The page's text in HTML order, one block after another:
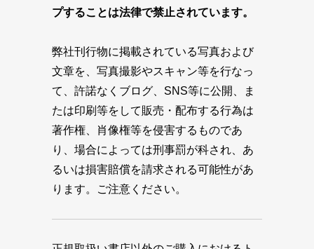
プすることは法律で禁止されています。
弊社刊行物に掲載されている写真および
文章を、写真撮影やスキャン等を行なっ
て、許諾なくブログ、SNS等に公開、ま
たは印刷等をして販売・配布する行為は
著作権、肖像権等を侵害するものであ
り、場合によっては刑事罰が科され、あ
るいは損害賠償を請求される可能性があ
ります。ご注意ください。